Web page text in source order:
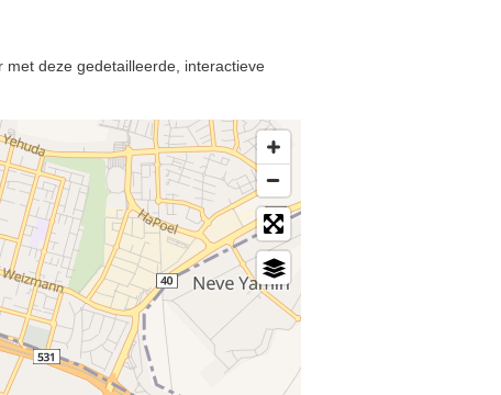
met deze gedetailleerde, interactieve